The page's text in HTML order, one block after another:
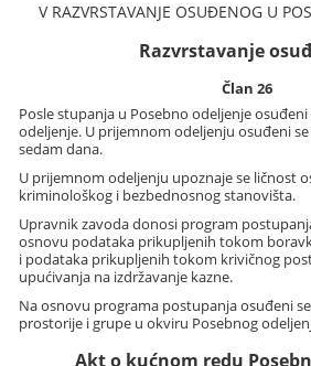
V RAZVRSTAVANJE OSUĐENOG U
Razvrstavanje
Član 26
Posle stupanja u Posebno odeljenje
odeljenje. U prijemnom odeljenju osuđeni
sedam dana.
U prijemnom odeljenju upoznaje se ličnost
kriminološkog i bezbednosnog stanovišta.
Upravnik zavoda donosi program
osnovu podataka prikupljenih tokom
i podataka prikupljenih tokom krivičnog
upućivanja na izdržavanje kazne.
Na osnovu programa postupanja osuđeni
prostorije i grupe u okviru Posebnog
Akt o kućnom redu